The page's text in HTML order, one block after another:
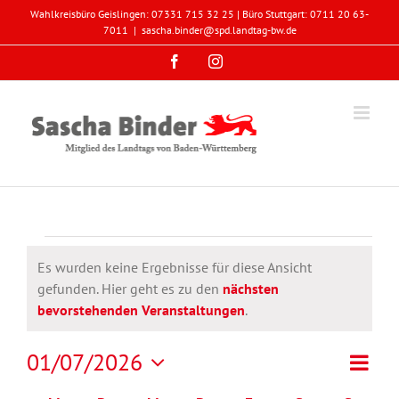
Wahlkreisbüro Geislingen: 07331 715 32 25 | Büro Stuttgart: 0711 20 63-
7011 | sascha.binder@spd.landtag-bw.de
FacebookInstagram
Veranstaltungen
Hinweis
Es wurden keine Ergebnisse für diese Ansicht
gefunden. Hier geht es zu den nächsten
bevorstehenden Veranstaltungen.
Monat
01/07/2026